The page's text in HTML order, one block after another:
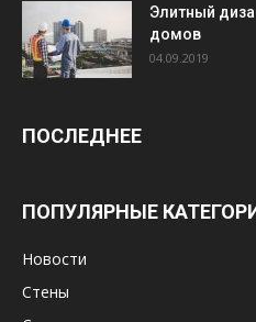
Элитный
домов
04.09.2019
ПОСЛЕДНЕЕ
ПОПУЛЯРНЫЕ
Новости
Стены